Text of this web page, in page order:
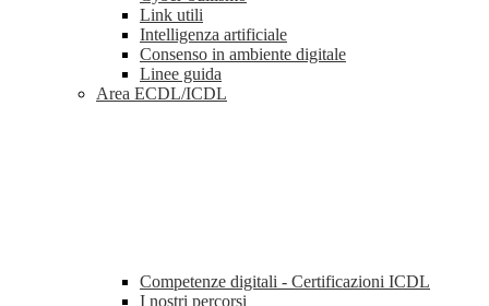
Link utili
Intelligenza artificiale
Consenso in ambiente digitale
Linee guida
Area ECDL/ICDL
Competenze digitali - Certificazioni ICDL
I nostri percorsi